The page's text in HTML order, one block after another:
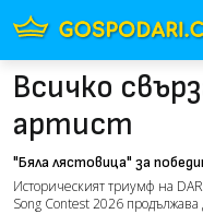
Всичко
артист
"Бяла лястовица" за
Евровизия 2026 Дара
Историческият триумф на
Song Contest 2026 продължава